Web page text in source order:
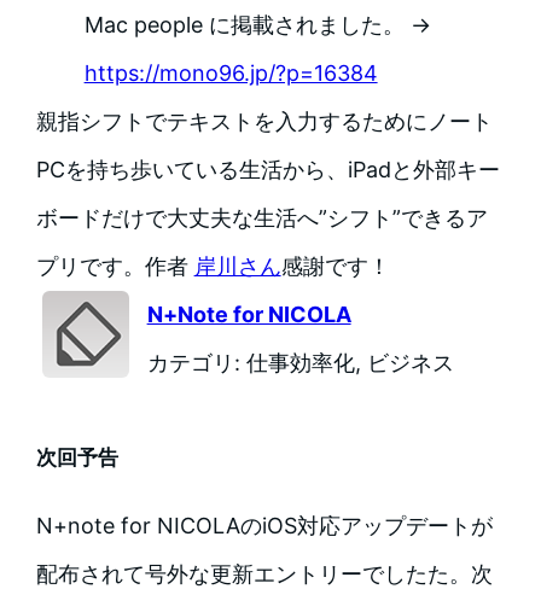
Mac people に掲載されました。 →
https://mono96.jp/?p=16384
親指シフトでテキストを入力するためにノート
PCを持ち歩いている生活から、iPadと外部キー
ボードだけで大丈夫な生活へ”シフト”できるア
プリです。作者 岸川さん感謝です！
N+Note for NICOLA
カテゴリ: 仕事効率化, ビジネス
次回予告
N+note for NICOLAのiOS対応アップデートが
配布されて号外な更新エントリーでしたた。次